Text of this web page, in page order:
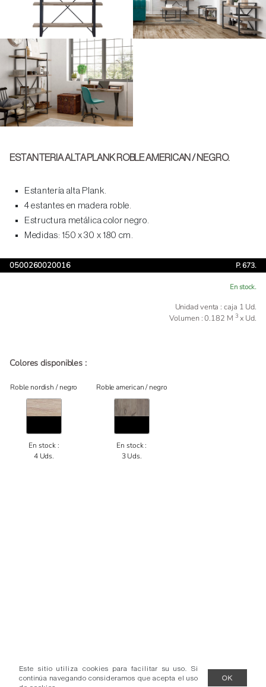
continúa navegando consideramos que acepta el uso
de cookies.
ESTANTERIA ALTA PLANK ROBLE AMERICAN / NEGRO.
Estantería alta Plank.
4 estantes en madera roble.
Estructura metálica color negro.
Medidas: 150 x 30 x 180 cm.
0500260020016 P. 673.
En stock.
Unidad venta : caja 1 Ud.
Volumen : 0.182 M 3 x Ud.
Colores disponibles :
Roble nordish / negro
En stock :
4 Uds.
Roble american / negro
En stock :
3 Uds.